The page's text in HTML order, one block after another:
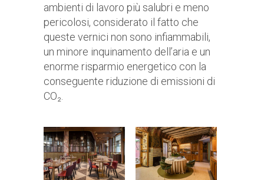
ambienti di lavoro più salubri e meno
pericolosi, considerato il fatto che
queste vernici non sono infiammabili,
un minore inquinamento dell’aria e un
enorme risparmio energetico con la
conseguente riduzione di emissioni di
CO₂.